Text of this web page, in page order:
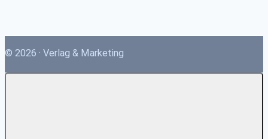
© 2026 · Verlag & Marketing